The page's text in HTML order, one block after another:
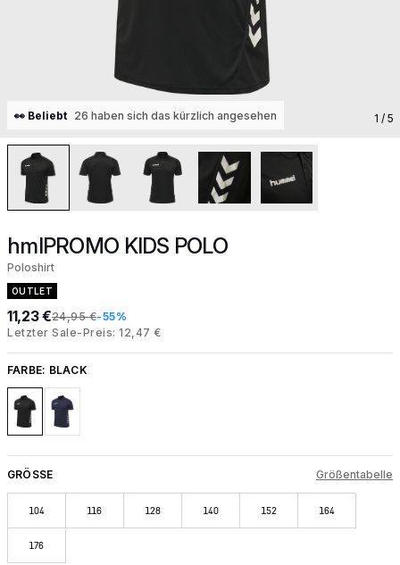
👀 Beliebt 26 haben sich das kürzlich angesehen 1 / 5
hmlPROMO KIDS POLO
Poloshirt
OUTLET
11,23 €24,95 €-55%
Letzter Sale-Preis: 12,47 €
FARBE: BLACK
GRÖSSE Größentabelle
104 116 128 140 152 164
176